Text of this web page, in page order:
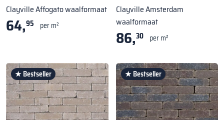
Clayville Affogato waalformaat
64,95 per m²
Clayville Amsterdam
waalformaat
86,30 per m²
★ Bestseller ★ Bestseller